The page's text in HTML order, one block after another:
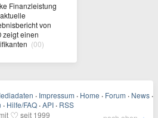
Finanzleistung
von
zeigt einen
(00)
· Impressum · Home · Forum · News ·
· Hilfe/FAQ · API · RSS
mit
seit 1999